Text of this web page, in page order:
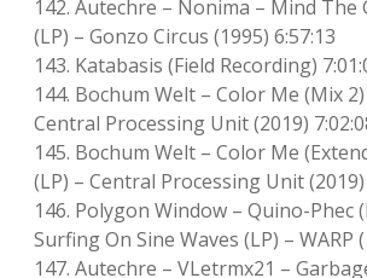
142. Autechre – Nonima – Mind The
(LP) – Gonzo Circus (1995) 6:57:13
143. Katabasis (Field Recording)
144. Bochum Welt – Color Me (Mix
Central Processing Unit (2019)
145. Bochum Welt – Color Me
(LP) – Central Processing Unit (2019)
146. Polygon Window – Quino-Phec
Surfing On Sine Waves (LP) – WARP
147. Autechre – VLetrmx21 –